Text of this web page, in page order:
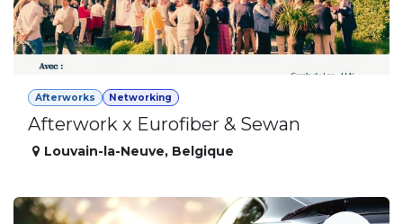
Afterworks Networking
Afterwork x Eurofiber & Sewan
Louvain-la-Neuve, Belgique